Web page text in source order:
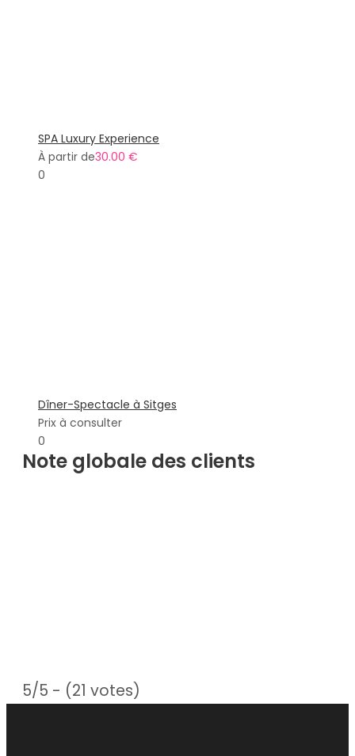
SPA Luxury Experience
À partir de30.00 €
0
Dîner-Spectacle à Sitges
Prix à consulter
0
Note globale des clients
5/5 - (21 votes)